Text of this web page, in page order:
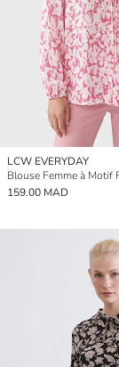
LCW EVERYDAY
159.00 MAD